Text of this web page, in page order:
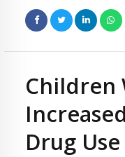
Children
Drug Use